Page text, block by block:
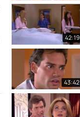
42:19
43:42